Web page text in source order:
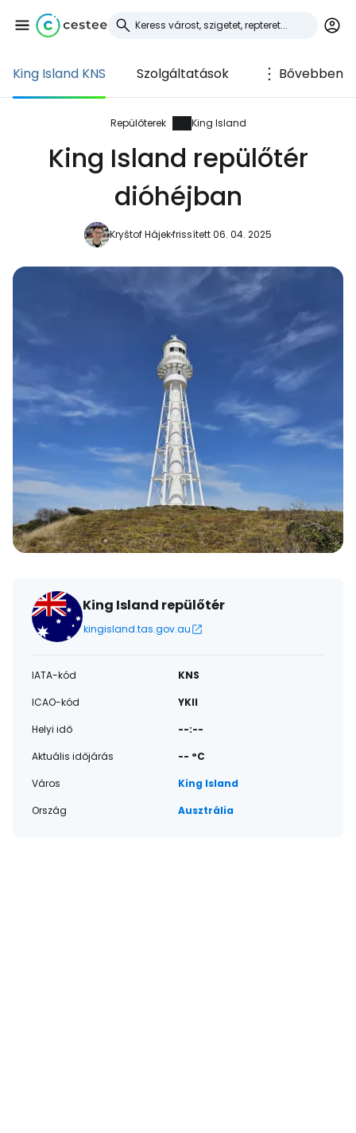
King Island KNS Szolgáltatások Bővebben
Repülőterek King Island
King Island repülőtér
dióhéjban
Kryštof Hájekfrissített 06. 04. 2025
King Island repülőtér
kingisland.tas.gov.au
IATA-kód
KNS
ICAO-kód
YKII
Helyi idő
--:--
Aktuális időjárás
-- °C
Város
King Island
Ország
Ausztrália
Bejelentkezés a
Cestee-be
... az utazási közösség világszerte
Folytatás a Google-lal
Folytatás a Facebookkal
Folytassa e-mailben